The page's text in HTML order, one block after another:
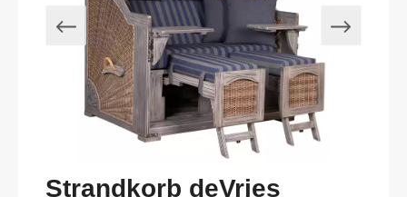
Strandkorb deVries